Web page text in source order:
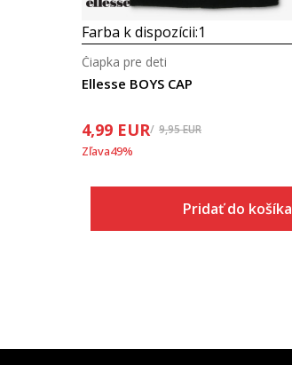
Farba k dispozícii:1
Ellesse BOYS CAP
Čiapka pre deti
4,99 EUR 9,95EUR
Zľava49%
Pridať do košíka